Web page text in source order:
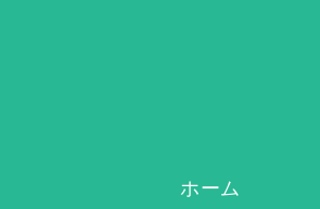
ホーム